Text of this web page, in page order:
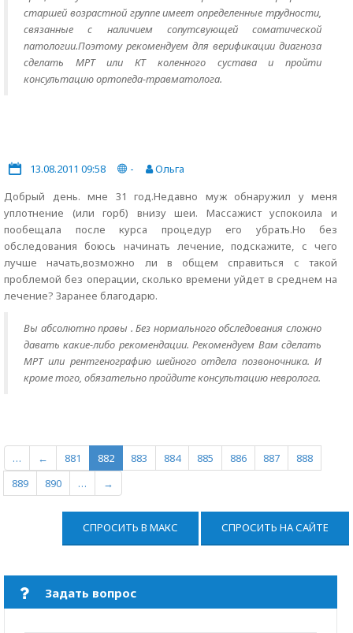
старшей возрастной группе имеет определенные трудности,
связанные с наличием сопутсвующей соматической
патологии.Поэтому рекомендуем для верификации диагноза
сделать МРТ или КТ коленного сустава и пройти
консультацию ортопеда-травматолога.
13.08.2011 09:58 -
Ольга
Добрый день. мне 31 год.Недавно муж обнаружил у меня
уплотнение (или горб) внизу шеи. Массажист успокоила и
пообещала после курса процедур его убрать.Но без
обследования боюсь начинать лечение, подскажите, с чего
лучше начать,возможно ли в общем справиться с такой
проблемой без операции, сколько времени уйдет в среднем на
лечение? Заранее благодарю.
Вы абсолютно правы . Без нормального обследования сложно
давать какие-либо рекомендации. Рекомендуем Вам сделать
МРТ или рентгенографию шейного отдела позвоночника. И
кроме того, обязательно пройдите консультацию невролога.
… ← 881 882 883 884 885 886 887
888
889
890 … →
СПРОСИТЬ В МАКС СПРОСИТЬ НА САЙТЕ
Задать вопрос